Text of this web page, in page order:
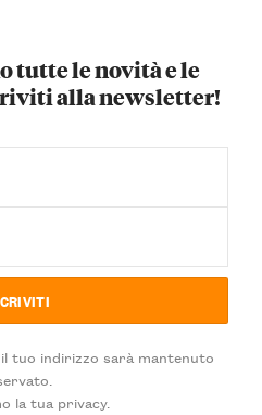
tutte le novità e le
alla newsletter!
tuo indirizzo sarà mantenuto
la tua privacy.